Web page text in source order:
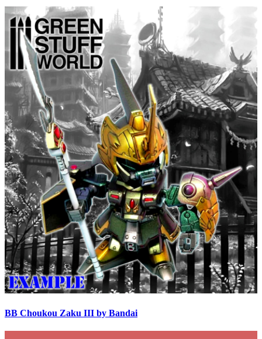
BB Choukou Zaku III by Bandai